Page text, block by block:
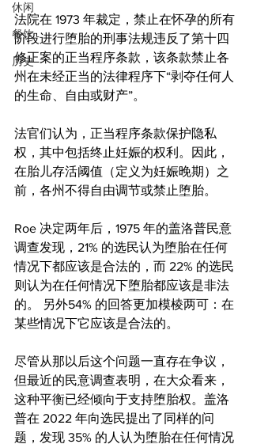
休闲
餐饮
历史
法院在 1973 年裁定，禁止在怀孕的所有
阶段进行堕胎的刑事法规违反了第十四
修正案的正当程序条款，该条款禁止各
州在未经正当的法律程序下“剥夺任何人
的生命、自由或财产”。
法官们认为，正当程序条款保护隐私
权，其中包括终止妊娠的权利。因此，
在胎儿存活阈值（定义为妊娠晚期）之
前，各州不得自由调节或禁止堕胎。
Roe 决定两年后，1975 年的盖洛普民意
调查发现，21% 的选民认为堕胎在任何
情况下都应该是合法的，而 22% 的选民
则认为在任何情况下堕胎都应该是非法
的。 另外54% 的回答更加模棱两可：在
某些情况下它应该是合法的。
尽管从那以后这个问题一直存在争议，
但最近的民意调查表明，在大众看来，
这种平衡已经倾向于支持堕胎权。盖洛
普在 2022 年向选民提出了同样的问
题，发现 35% 的人认为堕胎在任何情况